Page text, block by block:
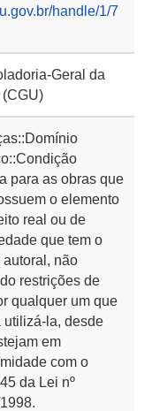
handle/1/7
Geral da
para as obras que
o elemento
real ou de
que tem o
autoral, não
restrições de
qualquer um que
utilizá-la, desde
em
com o
da Lei nº